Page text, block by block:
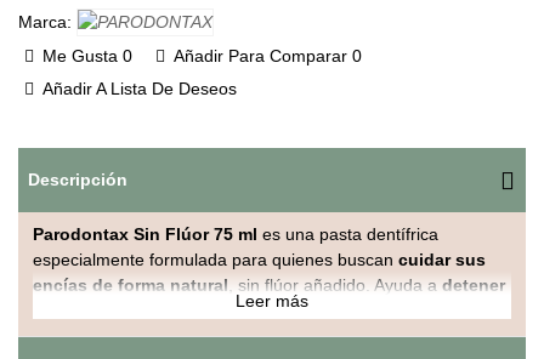
Marca:
Me Gusta 0 Añadir Para Comparar 0
Añadir A Lista De Deseos
Descripción
Parodontax Sin Flúor 75 ml es una pasta dentífrica
especialmente formulada para quienes buscan cuidar sus
encías de forma natural, sin flúor añadido. Ayuda a detener
y prevenir el sangrado de encías, actuando directamente
sobre laplaca bacteriana, una de las principales causas de
Leer más